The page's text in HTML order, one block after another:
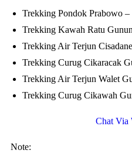
Trekking Pondok Prabowo –
Trekking Kawah Ratu
Trekking Air Terjun
Trekking Curug Cikaracak
Trekking Air Terjun Walet
Trekking Curug Cikawah
Chat Via
Note: